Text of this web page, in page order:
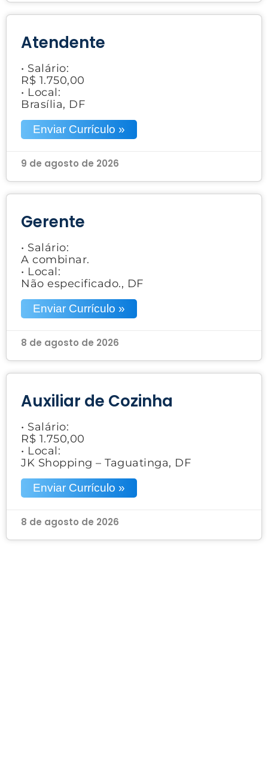
Atendente
• Salário:
R$ 1.750,00
• Local:
Brasília, DF
Enviar Currículo »
9 de agosto de 2026
Gerente
• Salário:
A combinar.
• Local:
Não especificado., DF
Enviar Currículo »
8 de agosto de 2026
Auxiliar de Cozinha
• Salário:
R$ 1.750,00
• Local:
JK Shopping – Taguatinga, DF
Enviar Currículo »
8 de agosto de 2026